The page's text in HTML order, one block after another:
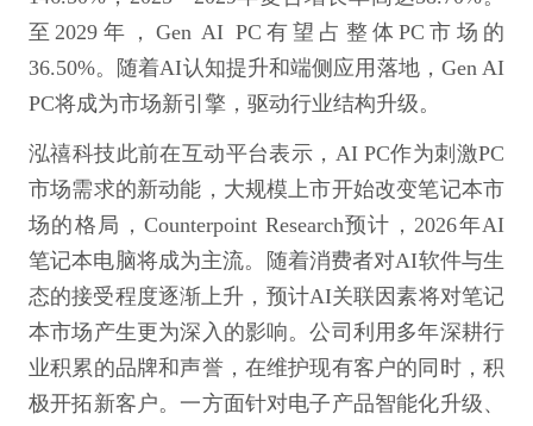
至2029年，Gen AI PC有望占整体PC市场的
36.50%。随着AI认知提升和端侧应用落地，Gen AI
PC将成为市场新引擎，驱动行业结构升级。
泓禧科技此前在互动平台表示，AI PC作为刺激PC
市场需求的新动能，大规模上市开始改变笔记本市
场的格局，Counterpoint Research预计，2026年AI
笔记本电脑将成为主流。随着消费者对AI软件与生
态的接受程度逐渐上升，预计AI关联因素将对笔记
本市场产生更为深入的影响。公司利用多年深耕行
业积累的品牌和声誉，在维护现有客户的同时，积
极开拓新客户。一方面针对电子产品智能化升级、